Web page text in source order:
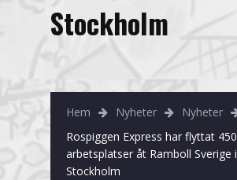
Kista
Norrtälje
Sollentuna
Stockholm
Hem Nyheter
Nyheter
Rospiggen Express har flyttat 450
arbetsplatser åt Ramboll Sverige i
Stockholm